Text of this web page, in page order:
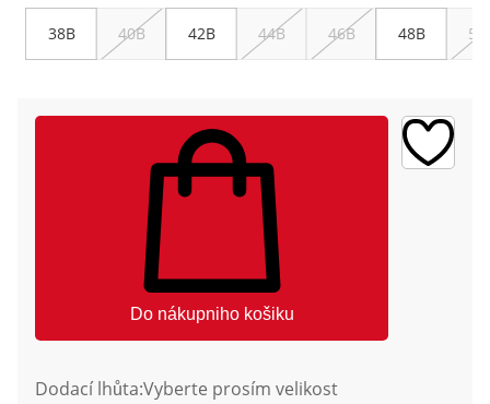
38B 40B 42B 44B 46B 48B
Do nákupniho košiku
Dodací lhůta:Vyberte prosím velikost